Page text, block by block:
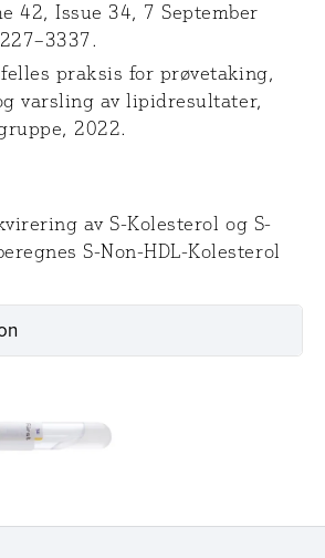
42, Issue 34, 7 September
praksis for prøvetaking,
varsling av lipidresultater,
2022.
av S-Kolesterol og S-
S-Non-HDL-Kolesterol